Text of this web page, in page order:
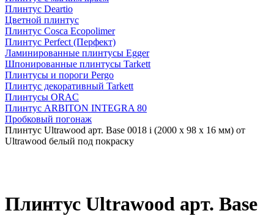
Плинтус Deartio
Цветной плинтус
Плинтус Cosca Ecopolimer
Плинтус Perfect (Перфект)
Ламинированные плинтусы Egger
Шпонированные плинтусы Tarkett
Плинтусы и пороги Pergo
Плинтус декоративный Tarkett
Плинтусы ORAC
Плинтус ARBITON INTEGRA 80
Пробковый погонаж
Плинтус Ultrawood арт. Base 0018 i (2000 x 98 x 16 мм) от
Ultrawood белый под покраску
Плинтус Ultrawood арт. Base